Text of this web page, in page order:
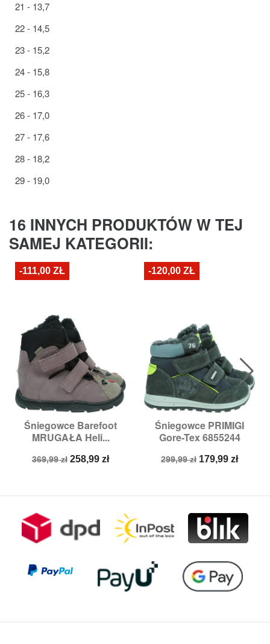
21 - 13,7
22 - 14,5
23 - 15,2
24 - 15,8
25 - 16,3
26 - 17,0
27 - 17,6
28 - 18,2
29 - 19,0
16 INNYCH PRODUKTÓW W TEJ
SAMEJ KATEGORII:
Śniegowce Barefoot
MRUGAŁA Heli...
Cena
369,99 zł Cena
258,99 zł
-111,00 ZŁ
Śniegowce PRIMIGI
Gore-Tex 6855244
Cena
299,99 zł Cena
179,99 zł
-120,00 ZŁ